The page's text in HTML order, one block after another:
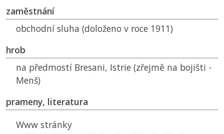
zaměstnání
obchodní sluha (doloženo v roce 1911)
hrob
na předmostí Bresani, Istrie (zřejmě na bojišti -
Menš)
prameny, literatura
Www stránky